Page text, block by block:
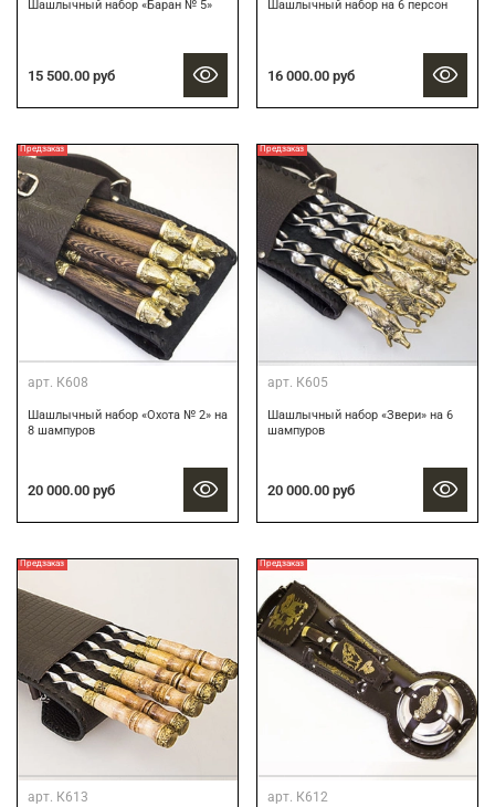
Шашлычный набор «Баран № 5»
15 500.00 руб
Шашлычный набор на 6 персон
16 000.00 руб
Предзаказ
арт. К608
Шашлычный набор «Охота № 2» на
8 шампуров
20 000.00 руб
Предзаказ
арт. К605
Шашлычный набор «Звери» на 6
шампуров
20 000.00 руб
Предзаказ
арт. К613
Предзаказ
арт. К612